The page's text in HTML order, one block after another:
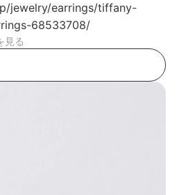
jewelry/earrings/tiffany-
68533708/
見る